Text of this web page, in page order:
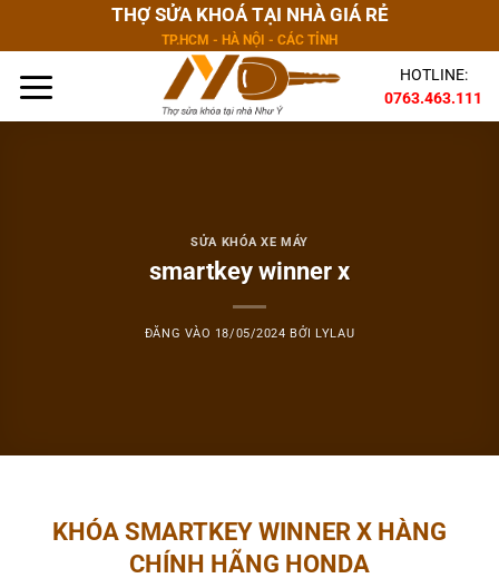
dung
THỢ SỬA KHOÁ TẠI NHÀ GIÁ RẺ
TP.HCM - HÀ NỘI - CÁC TỈNH
HOTLINE:
0763.463.111
SỬA KHÓA XE MÁY
smartkey winner x
ĐĂNG VÀO 18/05/2024 BỞI LYLAU
KHÓA SMARTKEY WINNER X HÀNG
CHÍNH HÃNG HONDA